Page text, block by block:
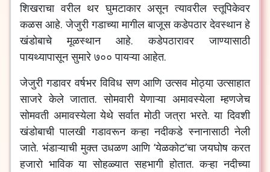
शिखराचा वरील थर घुमटाकार असून त्यावरील स्तूपिकेवर
कळस आहे. जेजुरी गडाच्या मागील बाजूस कडेपठार देवस्थान हे
खंडोबाचे मूळस्थान आहे. कडेपठारावर जाण्यासाठी
पायथ्यापासून सुमारे ७०० पायऱ्या आहेत.
जेजुरी गडावर वर्षभर विविध सण आणि उत्सव मोठ्या उत्साहात
साजरे केले जातात. सोमवारी येणाऱ्या अमावस्येला म्हणजेच
सोमवती अमावस्येला येथे सर्वात मोठी जत्रा भरते. या दिवशी
खंडोबाची पालखी गडावरून कऱ्हा नदीकडे स्नानासाठी नेली
जाते. भंडाऱ्याची मुक्त उधळण आणि ‘येळकोट’चा जयघोष करत
हजारो भाविक या सोहळ्यात सहभागी होतात. कऱ्हा नदीच्या